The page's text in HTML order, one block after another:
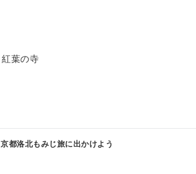
京都洛北もみじ旅に出かけよう